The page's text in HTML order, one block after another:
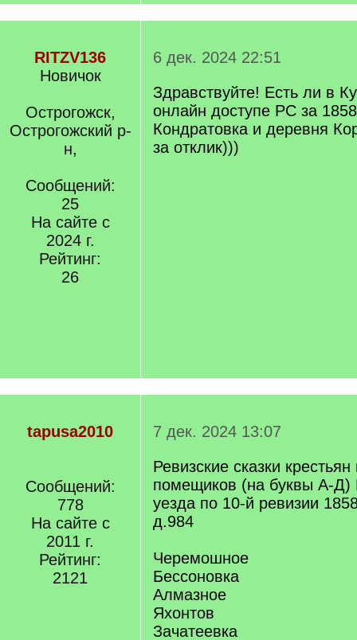
RITZV136
Новичок
Острогожск,
Острогожский р-
н,
Сообщений:
25
На сайте с
2024 г.
Рейтинг:
26
6 дек. 2024 22:51
Здравствуйте! Есть ли в
онлайн доступе РС за
Кондратовка и деревня
за отклик)))
tapusa2010
Сообщений:
778
На сайте с
2011 г.
Рейтинг:
2121
7 дек. 2024 13:07
Ревизские сказки
помещиков (на буквы А-Д)
уезда по 10-й ревизии
д.984
Черемошное
Бессоновка
Алмазное
Яхонтов
Зачатеевка